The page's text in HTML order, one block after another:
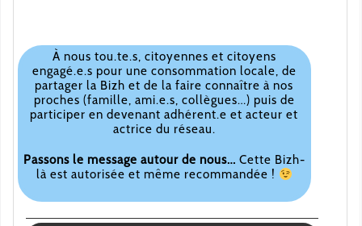
À nous tou.te.s, citoyennes et citoyens
engagé.e.s pour une consommation locale, de
partager la Bizh et de la faire connaître à nos
proches (famille, ami.e.s, collègues…) puis de
participer en devenant adhérent.e et acteur et
actrice du réseau.
Passons le message autour de nous… Cette Bizh-
là est autorisée et même recommandée !